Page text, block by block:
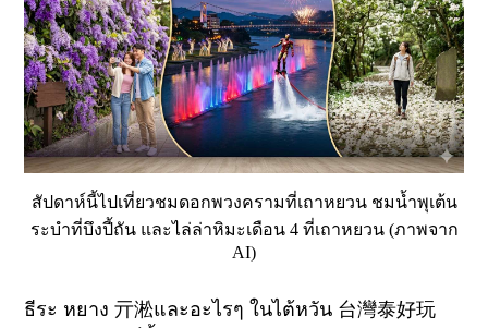
สัปดาห์นี้ไปเที่ยวชมดอกพวงครามที่เถาหยวน ชมน้ำพุเต้น
ระบำที่บึงปี้ถัน และไล่ล่าหิมะเดือน 4 ที่เถาหยวน (ภาพจาก
AI)
ธีระ หยาง亓淞และอะไรๆ ในไต้หวัน 台灣泰好玩